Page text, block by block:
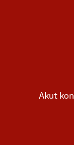
Akut